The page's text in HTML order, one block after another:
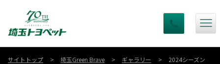
サイトトップ 埼玉Green Brave ギャラリー 2024シーズン